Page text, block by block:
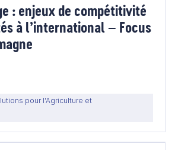
: enjeux de compétitivité
à l’international – Focus
pour l'Agriculture et